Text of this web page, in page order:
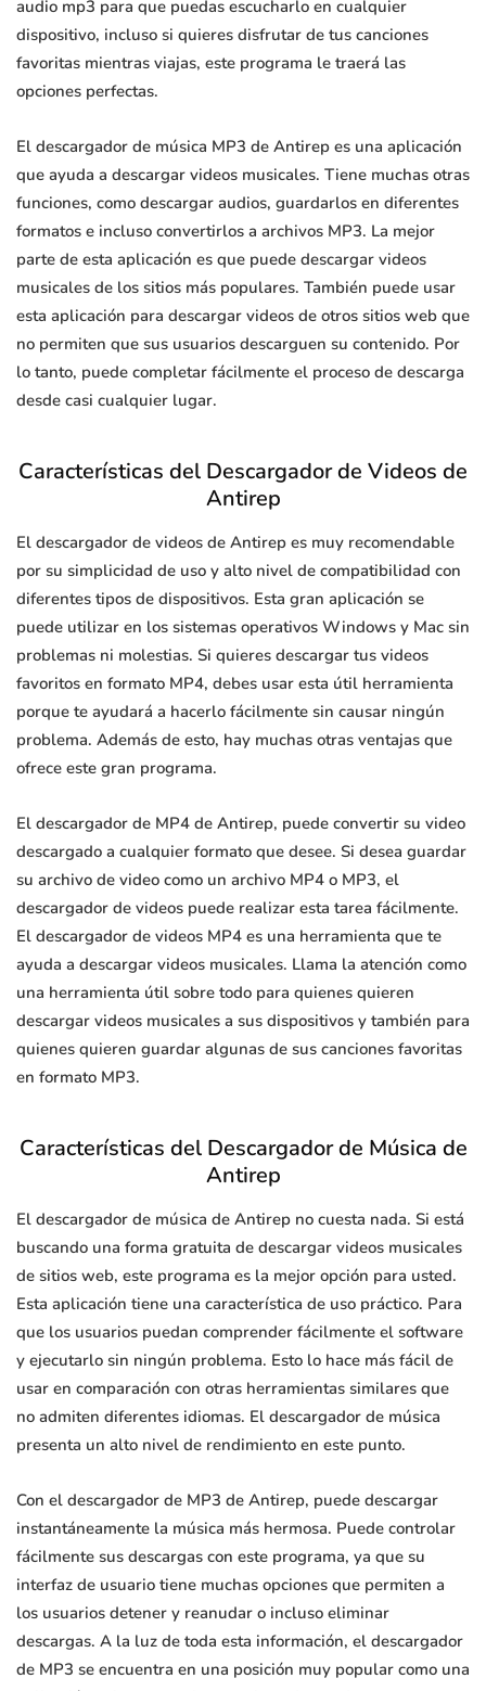
audio mp3 para que puedas escucharlo en cualquier
dispositivo, incluso si quieres disfrutar de tus canciones
favoritas mientras viajas, este programa le traerá las
opciones perfectas.
El descargador de música MP3 de Antirep es una aplicación
que ayuda a descargar videos musicales. Tiene muchas otras
funciones, como descargar audios, guardarlos en diferentes
formatos e incluso convertirlos a archivos MP3. La mejor
parte de esta aplicación es que puede descargar videos
musicales de los sitios más populares. También puede usar
esta aplicación para descargar videos de otros sitios web que
no permiten que sus usuarios descarguen su contenido. Por
lo tanto, puede completar fácilmente el proceso de descarga
desde casi cualquier lugar.
Características del Descargador de Videos de
Antirep
El descargador de videos de Antirep es muy recomendable
por su simplicidad de uso y alto nivel de compatibilidad con
diferentes tipos de dispositivos. Esta gran aplicación se
puede utilizar en los sistemas operativos Windows y Mac sin
problemas ni molestias. Si quieres descargar tus videos
favoritos en formato MP4, debes usar esta útil herramienta
porque te ayudará a hacerlo fácilmente sin causar ningún
problema. Además de esto, hay muchas otras ventajas que
ofrece este gran programa.
El descargador de MP4 de Antirep, puede convertir su video
descargado a cualquier formato que desee. Si desea guardar
su archivo de video como un archivo MP4 o MP3, el
descargador de videos puede realizar esta tarea fácilmente.
El descargador de videos MP4 es una herramienta que te
ayuda a descargar videos musicales. Llama la atención como
una herramienta útil sobre todo para quienes quieren
descargar videos musicales a sus dispositivos y también para
quienes quieren guardar algunas de sus canciones favoritas
en formato MP3.
Características del Descargador de Música de
Antirep
El descargador de música de Antirep no cuesta nada. Si está
buscando una forma gratuita de descargar videos musicales
de sitios web, este programa es la mejor opción para usted.
Esta aplicación tiene una característica de uso práctico. Para
que los usuarios puedan comprender fácilmente el software
y ejecutarlo sin ningún problema. Esto lo hace más fácil de
usar en comparación con otras herramientas similares que
no admiten diferentes idiomas. El descargador de música
presenta un alto nivel de rendimiento en este punto.
Con el descargador de MP3 de Antirep, puede descargar
instantáneamente la música más hermosa. Puede controlar
fácilmente sus descargas con este programa, ya que su
interfaz de usuario tiene muchas opciones que permiten a
los usuarios detener y reanudar o incluso eliminar
descargas. A la luz de toda esta información, el descargador
de MP3 se encuentra en una posición muy popular como una